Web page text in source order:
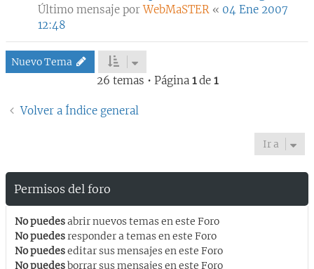
Último mensaje porWebMaSTER « 04 Ene 2007
12:48
Nuevo Tema
26 temas • Página 1de 1
Volver a Índice general
Ir a
Permisos del foro
No puedesabrir nuevos temas en este Foro
No puedesresponder a temas en este Foro
No puedeseditar sus mensajes en este Foro
No puedesborrar sus mensajes en este Foro